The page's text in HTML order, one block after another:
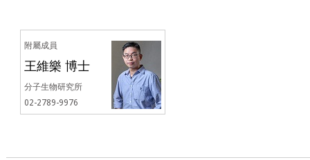
附屬成員
王維樂 博士
分子生物研究所
02-2789-9976